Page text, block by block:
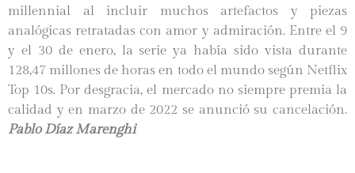
millennial al incluir muchos artefactos y piezas
analógicas retratadas con amor y admiración. Entre el 9
y el 30 de enero, la serie ya había sido vista durante
128,47 millones de horas en todo el mundo según Netflix
Top 10s. Por desgracia, el mercado no siempre premia la
calidad y en marzo de 2022 se anunció su cancelación.
Pablo Díaz Marenghi